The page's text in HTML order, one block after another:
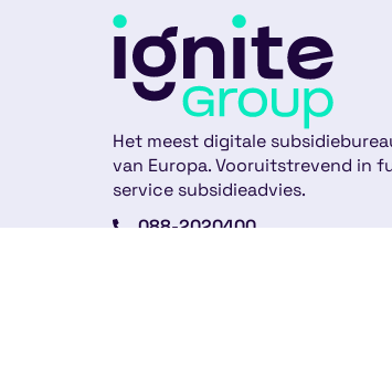
Het meest digitale
van Europa. Vooruitstrevend in
service subsidieadvies.
088-2020400